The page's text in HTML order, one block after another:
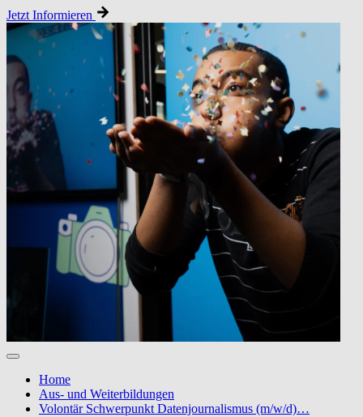
Jetzt Informieren
Home
Aus- und Weiterbildungen
Volontär Schwerpunkt Datenjournalismus (m/w/d)…